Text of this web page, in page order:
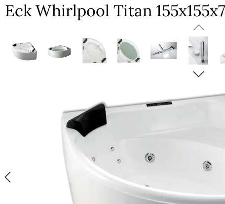
Eck Whirlpool Titan
Bildergalerie überspringen